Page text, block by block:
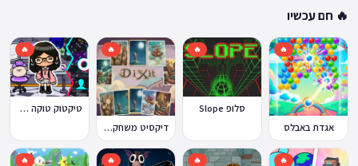
🔥 חם עכשיו
🔥
אגדת באבלס
🔥
סלופ Slope
🔥
דיקסיט משחק Dixit
🔥
טיקטוק טוקה בוקה
🔥
🔥
🔥
🔥